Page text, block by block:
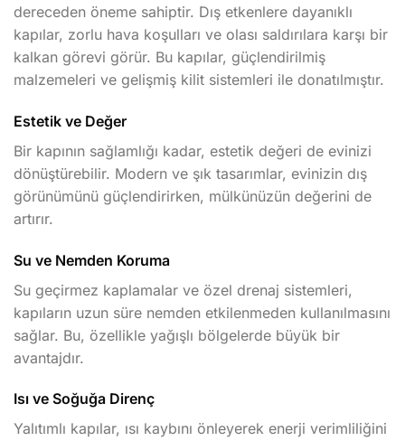
dereceden öneme sahiptir. Dış etkenlere dayanıklı
kapılar, zorlu hava koşulları ve olası saldırılara karşı bir
kalkan görevi görür. Bu kapılar, güçlendirilmiş
malzemeleri ve gelişmiş kilit sistemleri ile donatılmıştır.
Estetik ve Değer
Bir kapının sağlamlığı kadar, estetik değeri de evinizi
dönüştürebilir. Modern ve şık tasarımlar, evinizin dış
görünümünü güçlendirirken, mülkünüzün değerini de
artırır.
Su ve Nemden Koruma
Su geçirmez kaplamalar ve özel drenaj sistemleri,
kapıların uzun süre nemden etkilenmeden kullanılmasını
sağlar. Bu, özellikle yağışlı bölgelerde büyük bir
avantajdır.
Isı ve Soğuğa Direnç
Yalıtımlı kapılar, ısı kaybını önleyerek enerji verimliliğini